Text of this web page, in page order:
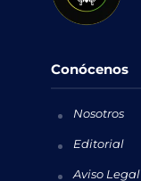
Conócenos
Nosotros
Editorial
Aviso Legal